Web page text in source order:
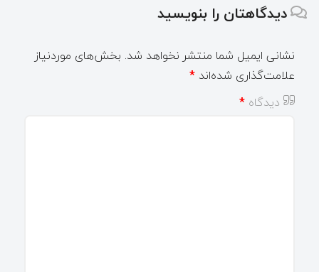
دیدگاهتان را بنویسید
نشانی ایمیل شما منتشر نخواهد شد. بخش‌های موردنیاز
علامت‌گذاری شده‌اند *
دیدگاه *